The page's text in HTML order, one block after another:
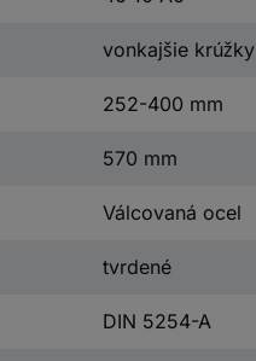
vonkajšie krúžky
252-400 mm
570 mm
Válcovaná ocel
tvrdené
DIN 5254-A